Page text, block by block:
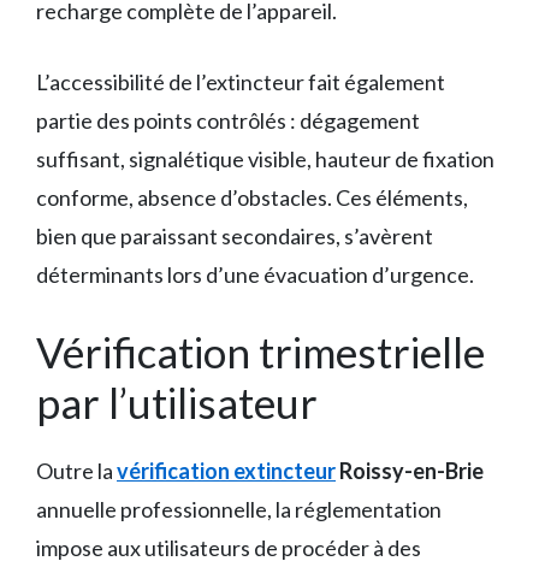
recharge complète de l’appareil.
L’accessibilité de l’extincteur fait également
partie des points contrôlés : dégagement
suffisant, signalétique visible, hauteur de fixation
conforme, absence d’obstacles. Ces éléments,
bien que paraissant secondaires, s’avèrent
déterminants lors d’une évacuation d’urgence.
Vérification trimestrielle
par l’utilisateur
Outre lavérification extincteurRoissy-en-Brie
annuelle professionnelle, la réglementation
impose aux utilisateurs de procéder à des